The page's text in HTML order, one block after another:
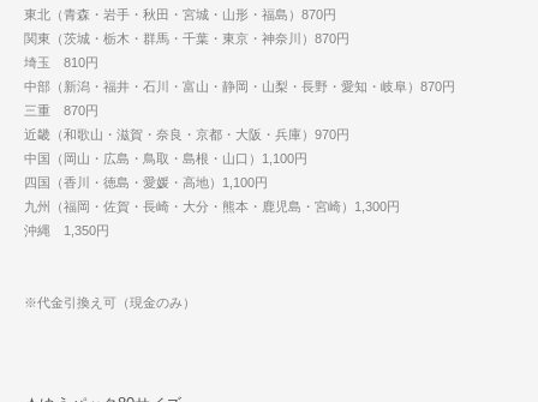
東北（青森・岩手・秋田・宮城・山形・福島）870円
関東（茨城・栃木・群馬・千葉・東京・神奈川）870円
埼玉 810円
中部（新潟・福井・石川・富山・静岡・山梨・長野・愛知・岐阜）870円
三重 870円
近畿（和歌山・滋賀・奈良・京都・大阪・兵庫）970円
中国（岡山・広島・鳥取・島根・山口）1,100円
四国（香川・徳島・愛媛・高地）1,100円
九州（福岡・佐賀・長崎・大分・熊本・鹿児島・宮崎）1,300円
沖縄 1,350円
※代金引換え可（現金のみ）